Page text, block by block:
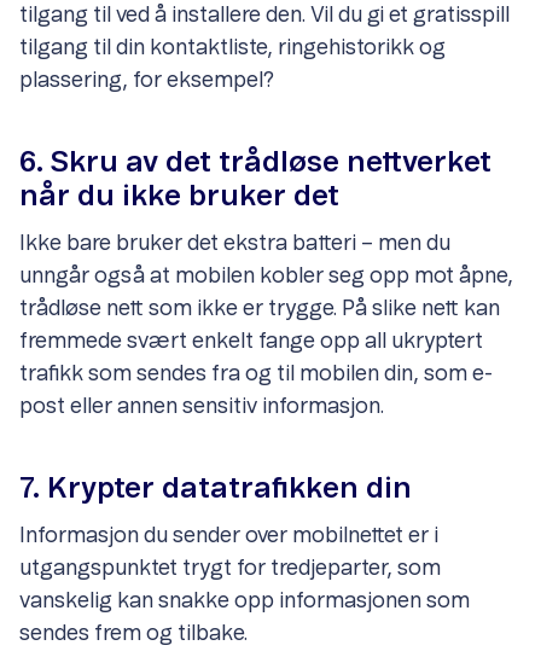
tilgang til ved å installere den. Vil du gi et gratisspill
tilgang til din kontaktliste, ringehistorikk og
plassering, for eksempel?
6. Skru av det trådløse nettverket
når du ikke bruker det
Ikke bare bruker det ekstra batteri – men du
unngår også at mobilen kobler seg opp mot åpne,
trådløse nett som ikke er trygge. På slike nett kan
fremmede svært enkelt fange opp all ukryptert
trafikk som sendes fra og til mobilen din, som e-
post eller annen sensitiv informasjon.
7. Krypter datatrafikken din
Informasjon du sender over mobilnettet er i
utgangspunktet trygt for tredjeparter, som
vanskelig kan snakke opp informasjonen som
sendes frem og tilbake.